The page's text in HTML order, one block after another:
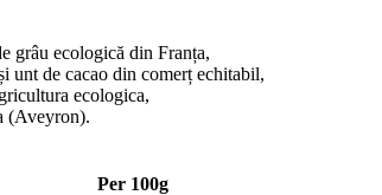
grâu ecologică din Franța,
unt de cacao din comerț echitabil,
ecologica,
(Aveyron).
Per 100g